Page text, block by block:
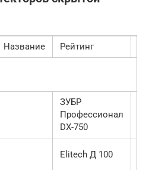
Название Рейтинг
ЗУБР
Профессионал
DX-750
Elitech Д 100